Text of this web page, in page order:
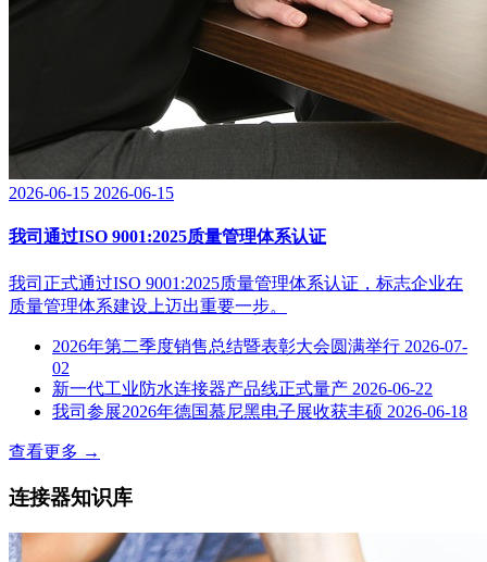
2026-06-15 2026-06-15
我司通过ISO 9001:2025质量管理体系认证
我司正式通过ISO 9001:2025质量管理体系认证，标志企业在
质量管理体系建设上迈出重要一步。
2026年第二季度销售总结暨表彰大会圆满举行 2026-07-
02
新一代工业防水连接器产品线正式量产 2026-06-22
我司参展2026年德国慕尼黑电子展收获丰硕 2026-06-18
查看更多 →
连接器知识库